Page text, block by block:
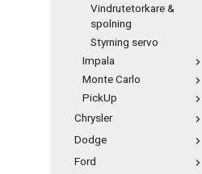
Vindrutetorkare &
spolning
Styrning servo
Impala
Monte Carlo
PickUp
Chrysler
Dodge
Ford